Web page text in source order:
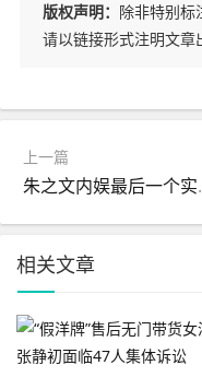
版权声明： 除非特别标
请以链接形式注明文章
上一篇
朱之
相关文章